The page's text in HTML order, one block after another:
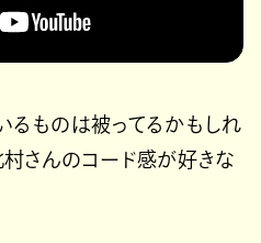
るものは被ってるかもしれ
村さんのコード感が好きな